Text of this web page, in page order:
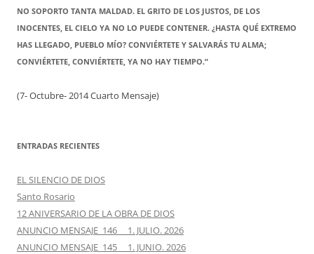
NO SOPORTO TANTA MALDAD. EL GRITO DE LOS JUSTOS, DE LOS
INOCENTES, EL CIELO YA NO LO PUEDE CONTENER. ¿HASTA QUÉ EXTREMO
HAS LLEGADO, PUEBLO MÍO? CONVIÉRTETE Y SALVARÁS TU ALMA;
CONVIÉRTETE, CONVIÉRTETE, YA NO HAY TIEMPO.”
(7- Octubre- 2014 Cuarto Mensaje)
ENTRADAS RECIENTES
EL SILENCIO DE DIOS
Santo Rosario
12 ANIVERSARIO DE LA OBRA DE DIOS
ANUNCIO MENSAJE 146 1. JULIO. 2026
ANUNCIO MENSAJE 145 1. JUNIO. 2026